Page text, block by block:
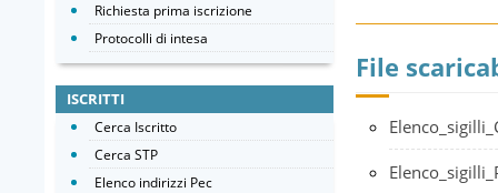
File
Richiesta prima iscrizione
Protocolli di intesa
ISCRITTI
Cerca Iscritto
Cerca STP
Elenco indirizzi Pec